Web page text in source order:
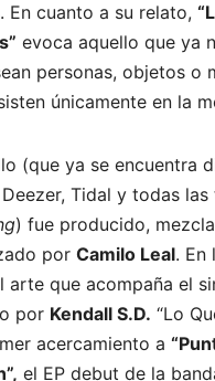
En cuanto a su relato,
evoca aquello que ya
personas, objetos o
únicamente en la
(que ya se encuentra
Tidal y todas las
) fue producido,
por Camilo Leal. En
arte que acompaña el
por Kendall S.D. “Lo
acercamiento a
el EP debut de la